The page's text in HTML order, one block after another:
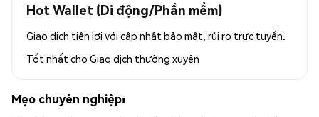
Hot Wallet (Di động/Phần mềm)
Giao dịch tiện lợi với cập nhật bảo mật, rủi ro trực tuyến.
Tốt nhất cho Giao dịch thường xuyên
Mẹo chuyên nghiệp: